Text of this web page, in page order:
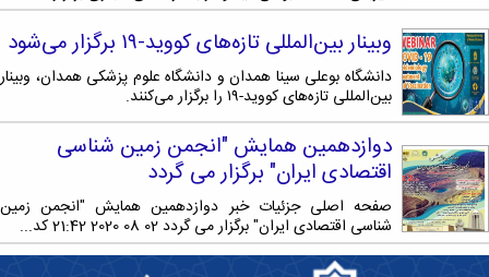
عمومی
آدرس
دانشکده‌ها
شماره
تلفن‌ها
نظامنامه
اخلاق
آموزش
دانش‌آموختگان
ربات
و
بینایی
آزمایشگاه
ژئوماتیک
پژوهش
کتابخانه
مرکزی
و
مرکز
اسناد
پایان
بهار
مجتمع
آموزش
عالی
فاطمیه
نهاوند
(ویژه
دختران)
سیاحتی
باغ
دانشگاه
موزه
تاریخ
طبیعی
وبینار بین‌المللی تازه‌های کووید-۱۹ برگزار می‌شود
دانشگاه بوعلی سینا همدان و دانشگاه علوم پزشکی همدان، وبینار
بین‌المللی تازه‌های کووید-۱۹ را برگزار می‌کنند.
دوازدهمین همایش "انجمن زمین شناسی
اقتصادی ایران" برگزار می گردد
صفحه اصلی جزئیات خبر دوازدهمین همایش "انجمن زمین
شناسی اقتصادی ایران" برگزار می گردد 02 08 2020 21:42 کد...